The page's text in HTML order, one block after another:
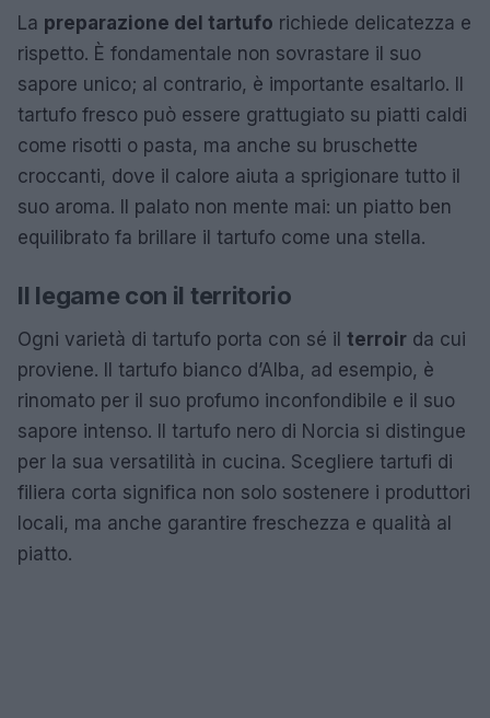
La preparazione del tartufo richiede delicatezza e
rispetto. È fondamentale non sovrastare il suo
sapore unico; al contrario, è importante esaltarlo. Il
tartufo fresco può essere grattugiato su piatti caldi
come risotti o pasta, ma anche su bruschette
croccanti, dove il calore aiuta a sprigionare tutto il
suo aroma. Il palato non mente mai: un piatto ben
equilibrato fa brillare il tartufo come una stella.
Il legame con il territorio
Ogni varietà di tartufo porta con sé il terroir da cui
proviene. Il tartufo bianco d’Alba, ad esempio, è
rinomato per il suo profumo inconfondibile e il suo
sapore intenso. Il tartufo nero di Norcia si distingue
per la sua versatilità in cucina. Scegliere tartufi di
filiera corta significa non solo sostenere i produttori
locali, ma anche garantire freschezza e qualità al
piatto.